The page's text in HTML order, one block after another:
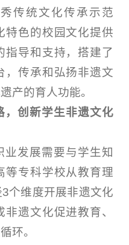
传统文化传承示范
特色的校园文化提供
指导和支持，搭建了
，传承和弘扬非遗文
产的育人功能。
，创新学生非遗文化
发展需要与学生知
等专科学校从教育理
个维度开展非遗文化
遗文化促进教育、
环。